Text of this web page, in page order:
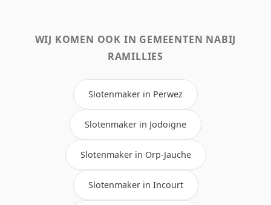
WIJ KOMEN OOK IN GEMEENTEN NABIJ
RAMILLIES
Slotenmaker in Perwez
Slotenmaker in Jodoigne
Slotenmaker in Orp-Jauche
Slotenmaker in Incourt